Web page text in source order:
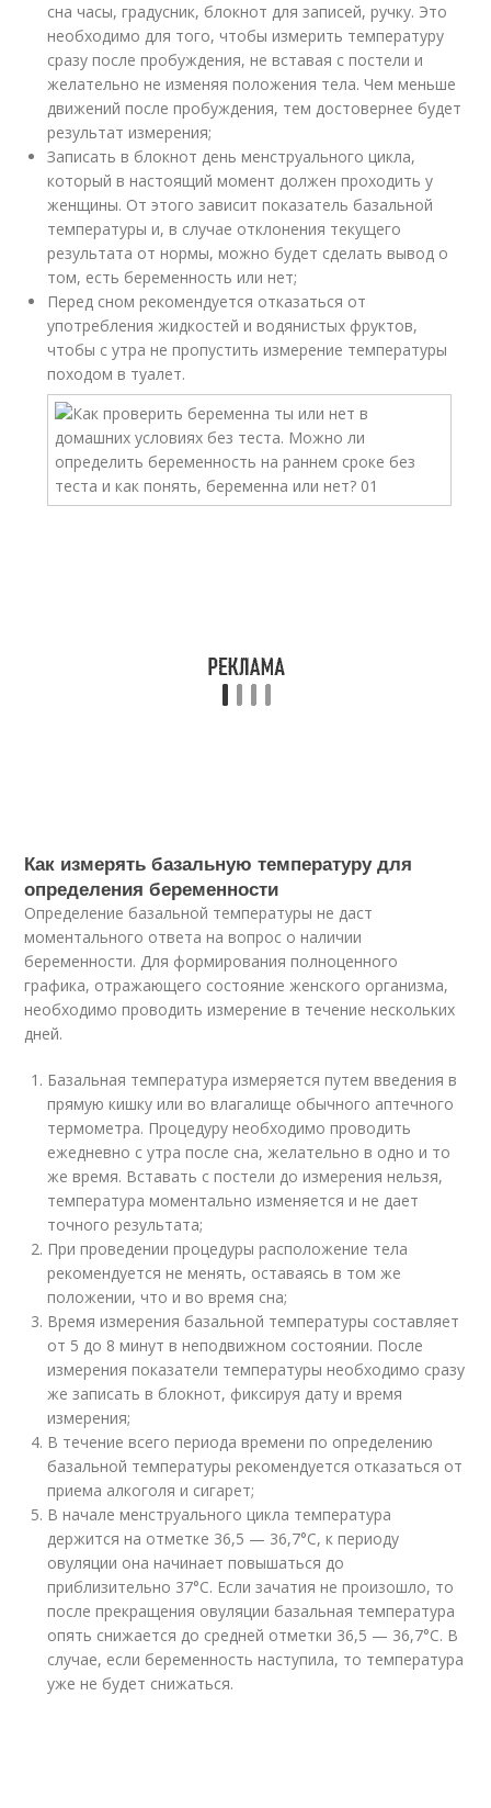
сна часы, градусник, блокнот для записей, ручку. Это
необходимо для того, чтобы измерить температуру
сразу после пробуждения, не вставая с постели и
желательно не изменяя положения тела. Чем меньше
движений после пробуждения, тем достовернее будет
результат измерения;
Записать в блокнот день менструального цикла,
который в настоящий момент должен проходить у
женщины. От этого зависит показатель базальной
температуры и, в случае отклонения текущего
результата от нормы, можно будет сделать вывод о
том, есть беременность или нет;
Перед сном рекомендуется отказаться от
употребления жидкостей и водянистых фруктов,
чтобы с утра не пропустить измерение температуры
походом в туалет.
Как измерять базальную температуру для
определения беременности
Определение базальной температуры не даст
моментального ответа на вопрос о наличии
беременности. Для формирования полноценного
графика, отражающего состояние женского организма,
необходимо проводить измерение в течение нескольких
дней.
Базальная температура измеряется путем введения в
прямую кишку или во влагалище обычного аптечного
термометра. Процедуру необходимо проводить
ежедневно с утра после сна, желательно в одно и то
же время. Вставать с постели до измерения нельзя,
температура моментально изменяется и не дает
точного результата;
При проведении процедуры расположение тела
рекомендуется не менять, оставаясь в том же
положении, что и во время сна;
Время измерения базальной температуры составляет
от 5 до 8 минут в неподвижном состоянии. После
измерения показатели температуры необходимо сразу
же записать в блокнот, фиксируя дату и время
измерения;
В течение всего периода времени по определению
базальной температуры рекомендуется отказаться от
приема алкоголя и сигарет;
В начале менструального цикла температура
держится на отметке 36,5 — 36,7°С, к периоду
овуляции она начинает повышаться до
приблизительно 37°С. Если зачатия не произошло, то
после прекращения овуляции базальная температура
опять снижается до средней отметки 36,5 — 36,7°С. В
случае, если беременность наступила, то температура
уже не будет снижаться.